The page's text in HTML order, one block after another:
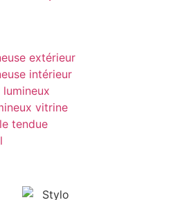
extérieur
intérieur
vitrine
tendue